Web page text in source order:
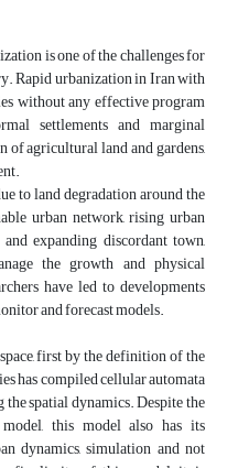
is one of the challenges for
Rapid urbanization in Iran with
without any effective program
settlements and marginal
agricultural land and gardens,
to land degradation around the
urban network, rising urban
expanding discordant town,
the growth and physical
have led to developments
and forecast models.
first by the definition of the
has compiled cellular automata
spatial dynamics. Despite the
this model also has its
dynamics, simulation and not